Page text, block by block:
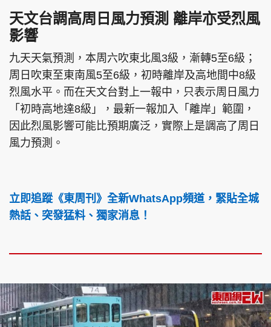
天文台調高周日風力預測 離岸亦受烈風
影響
九天天氣預測，本周六吹東北風3級，漸轉5至6級；
周日吹東至東南風5至6級，初時離岸及高地間中8級
烈風水平。而在天文台對上一報中，只表示周日風力
「初時高地達8級」，最新一報加入「離岸」範圍，
因此烈風影響可能比預期廣泛，實際上是調高了周日
風力預測。
立即追蹤《東周刊》全新WhatsApp頻道，緊貼全城
熱話、突發猛料、獨家消息！